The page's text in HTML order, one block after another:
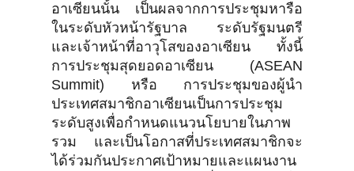
อาเซียนนั้น เป็นผลจากการประชุมหารือ
ในระดับหัวหน้ารัฐบาล ระดับรัฐมนตรี
และเจ้าหน้าที่อาวุโสของอาเซียน ทั้งนี้
การประชุมสุดยอดอาเซียน (ASEAN
Summit) หรือ การประชุมของผู้นำ
ประเทศสมาชิกอาเซียนเป็นการประชุม
ระดับสูงเพื่อกำหนดแนวนโยบายในภาพ
รวม และเป็นโอกาสที่ประเทศสมาชิกจะ
ได้ร่วมกันประกาศเป้าหมายและแผนงาน